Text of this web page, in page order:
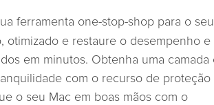
ferramenta one-stop-shop para o
otimizado e restaure o desempenho e
em minutos. Obtenha uma camada
com o recurso de proteção
o seu Mac em boas mãos com o